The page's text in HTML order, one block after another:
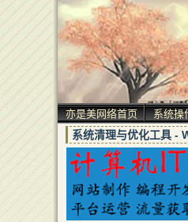
亦是美网络首页 系统操
系统清理与优化工具 -